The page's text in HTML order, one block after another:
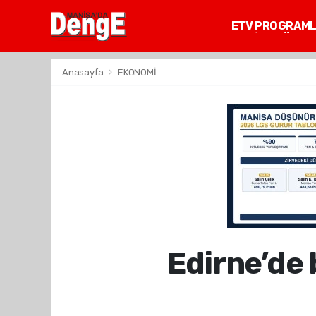
ETV
Anasayfa EKONOMİ